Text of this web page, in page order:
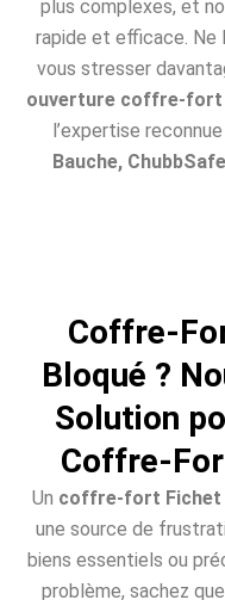
plus complexes, et
rapide et efficace.
vous stresser
ouverture coffre-fort
l’expertise
Bauche,
Coffre-
Bloqué ?
Solution
Coffre-
Un coffre-fort Fichet
une source de
biens essentiels ou
problème, sachez